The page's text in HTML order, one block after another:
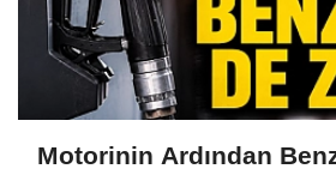
Motorinin Ardından